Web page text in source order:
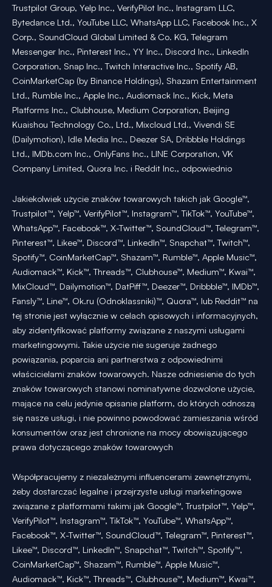
Trustpilot Group, Yelp Inc., VerifyPilot Inc., Instagram LLC,
Bytedance Ltd., YouTube LLC, WhatsApp LLC, Facebook Inc., X
Corp., SoundCloud Global Limited & Co. KG, Telegram
Messenger Inc., Pinterest Inc., YY Inc., Discord Inc., LinkedIn
Corporation, Snap Inc., Twitch Interactive Inc., Spotify AB,
CoinMarketCap (by Binance Holdings), Shazam Entertainment
Ltd., Rumble Inc., Apple Inc., Audiomack Inc., Kick, Meta
Platforms Inc., Clubhouse, Medium Corporation, Beijing
Kuaishou Technology Co., Ltd., Mixcloud Ltd., Vivendi SE
(Dailymotion), Idle Media Inc., Deezer SA, Dribbble Holdings
Ltd., IMDb.com Inc., OnlyFans Inc., LINE Corporation, VK
Company Limited, Quora Inc. i Reddit Inc., odpowiednio
Jakiekolwiek użycie znaków towarowych takich jak Google™,
Trustpilot™, Yelp™, VerifyPilot™, Instagram™, TikTok™, YouTube™,
WhatsApp™, Facebook™, X-Twitter™, SoundCloud™, Telegram™,
Pinterest™, Likee™, Discord™, LinkedIn™, Snapchat™, Twitch™,
Spotify™, CoinMarketCap™, Shazam™, Rumble™, Apple Music™,
Audiomack™, Kick™, Threads™, Clubhouse™, Medium™, Kwai™,
MixCloud™, Dailymotion™, DatPiff™, Deezer™, Dribbble™, IMDb™,
Fansly™, Line™, Ok.ru (Odnoklassniki)™, Quora™, lub Reddit™ na
tej stronie jest wyłącznie w celach opisowych i informacyjnych,
aby zidentyfikować platformy związane z naszymi usługami
marketingowymi. Takie użycie nie sugeruje żadnego
powiązania, poparcia ani partnerstwa z odpowiednimi
właścicielami znaków towarowych. Nasze odniesienie do tych
znaków towarowych stanowi nominatywne dozwolone użycie,
mające na celu jedynie opisanie platform, do których odnoszą
się nasze usługi, i nie powinno powodować zamieszania wśród
konsumentów oraz jest chronione na mocy obowiązującego
prawa dotyczącego znaków towarowych
Współpracujemy z niezależnymi influencerami zewnętrznymi,
żeby dostarczać legalne i przejrzyste usługi marketingowe
związane z platformami takimi jak Google™, Trustpilot™, Yelp™,
VerifyPilot™, Instagram™, TikTok™, YouTube™, WhatsApp™,
Facebook™, X-Twitter™, SoundCloud™, Telegram™, Pinterest™,
Likee™, Discord™, LinkedIn™, Snapchat™, Twitch™, Spotify™,
CoinMarketCap™, Shazam™, Rumble™, Apple Music™,
Audiomack™, Kick™, Threads™, Clubhouse™, Medium™, Kwai™,